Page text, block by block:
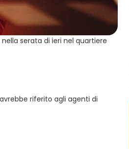
serata di ieri nel quartiere
riferito agli agenti di